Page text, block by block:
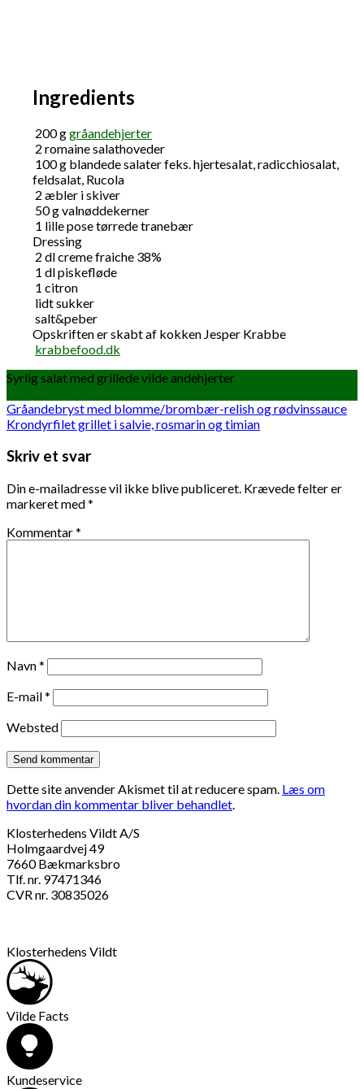
Ingredients
200ggråandehjerter
2 romaine salathoveder
100g blandede salater feks. hjertesalat, radicchiosalat,
feldsalat, Rucola
2 æbler i skiver
50gvalnøddekerner
1 lille pose tørrede tranebær
Dressing
2 dlcreme fraiche 38%
1 dlpiskefløde
1 citron
lidt sukker
salt&peber
Opskriften er skabt af kokken Jesper Krabbe
krabbefood.dk
Syrlig salat med grillede vilde andehjerter
Gråandebryst med blomme/brombær-relish og rødvinssauce
Krondyrfilet grillet i salvie, rosmarin og timian
Skriv et svar
Din e-mailadresse vil ikke blive publiceret. Krævede felter er
markeret med*
Kommentar*
Navn*
E-mail*
Websted
Dette site anvender Akismet til at reducere spam. Læs om
hvordan din kommentar bliver behandlet
Klosterhedens Vildt A/S
Holmgaardvej 49
7660 Bækmarksbro
Tlf. nr. 97471346
CVR nr. 30835026
Klosterhedens Vildt
Vilde Facts
Kundeservice